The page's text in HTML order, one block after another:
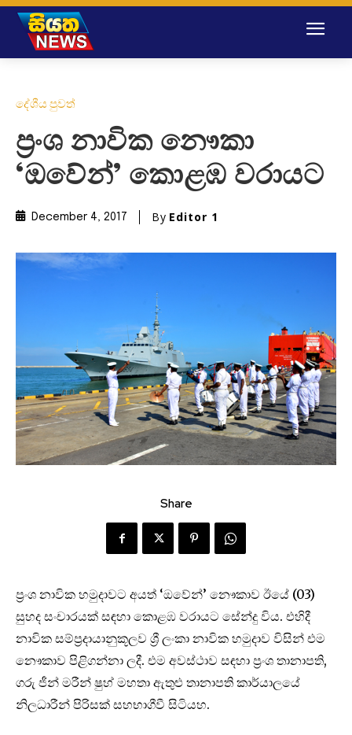
දේශීය පුවත්
ප්‍රංශ නාවික නෞකා
‘ඔවේන්’ කොළඹ වරායට
December 4, 2017 By Editor 1
Share
ප්‍රංශ නාවික හමුදාවට අයත් ‘ඔවේන්’ නෞකාව ඊයේ (03)
සුහද සංචාරයක් සඳහා කොළඹ වරායට සේන්දු විය. එහිදී
නාවික සම්ප්‍රදායානුකූලව ශ්‍රී ලංකා නාවික හමුදාව විසින් එම
නෞකාව පිළිගන්නා ලදී. එම අවස්ථාව සඳහා ප්‍රංශ තානාපති,
ගරු ජීන් මරීන් ෂුහ් මහතා ඇතුළු තානාපති කාර්යාලයේ
නිලධාරීන් පිරිසක් සහභාගීවී සිටියහ.